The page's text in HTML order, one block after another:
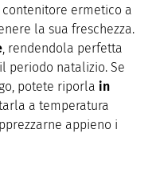
ermetico a
la sua freschezza.
, rendendola perfetta
periodo natalizio. Se
potete riporla in
a temperatura
appieno i